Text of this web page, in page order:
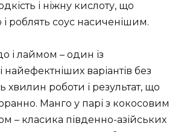
і ніжну кислоту, що
і роблять соус насиченішим.
і лаймом – один із
найефектніших варіантів без
хвилин роботи і результат, що
Манго у парі з кокосовим
– класика південно-азійських